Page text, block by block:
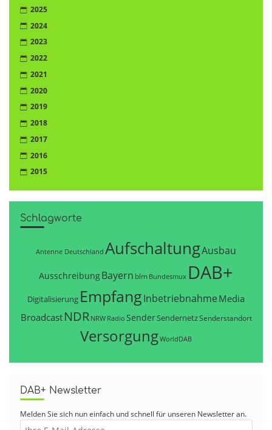
2025
2024
2023
2022
2021
2020
2019
2018
2017
2016
2015
Schlagworte
Antenne Deutschland AufschaltungAusbau
AusschreibungBayern blm Bundesmux DAB+
Digitalisierung EmpfangInbetriebnahme Media
Broadcast NDR NRW Radio SenderSendernetzSenderstandort
VersorgungWorldDAB
DAB+ Newsletter
Melden Sie sich nun einfach und schnell für unseren Newsletter an.